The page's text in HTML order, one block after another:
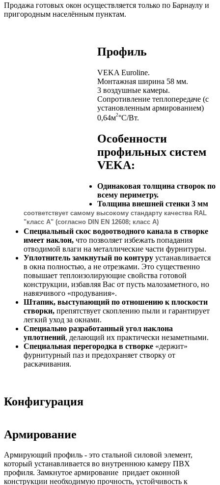
Продажа готовых окон осуществляется только по Барнаулу и
пригородным населённым пунктам.
Профиль
VEKA Euroline.
Монтажная ширина 58 мм.
3 воздушные камеры.
Сопротивление теплопередаче (с
установленным армированием)
0,64м2°С/Вт.
Особенности
профильных систем
VEKA:
Одинаковая толщина створок по
всему периметру.
Толщина внешней стенки 3 мм
соответствует самому высокому стандарту качества RAL
"класс А" (согласно DIN EN 12608; класс А)
Специальный скос водоотводного канала в створке
имеет наклон, что позволяет избежать попадания
отводимой влаги на металлические части фурнитуры.
Уплотнитель замкнутый по контуру устанавливается
в окна полностью, а не отрезками. Это существенно
повышает теплоизолирующие свойства готовой
конструкции, избавляя Вас от пусть малозаметного, но
навязчивого «продувания».
Штапик, выступающий по отношению к плоскости
створки, препятствует скоплению пыли и гарантирует
легкий уход за окнами.
Специально разработанный угол наклона
уплотнений, делающий их практически незаметными.
Специальная перегородка в створке «держит»
фурнитурный паз и предохраняет створку от
раскачивания.
Конфигурация
Армирование
Армирующий профиль - это стальной силовой элемент,
который устанавливается во внутреннюю камеру ПВХ
профиля. Замкнутое армирование придает оконной
конструкции необходимую прочность, устойчивость к